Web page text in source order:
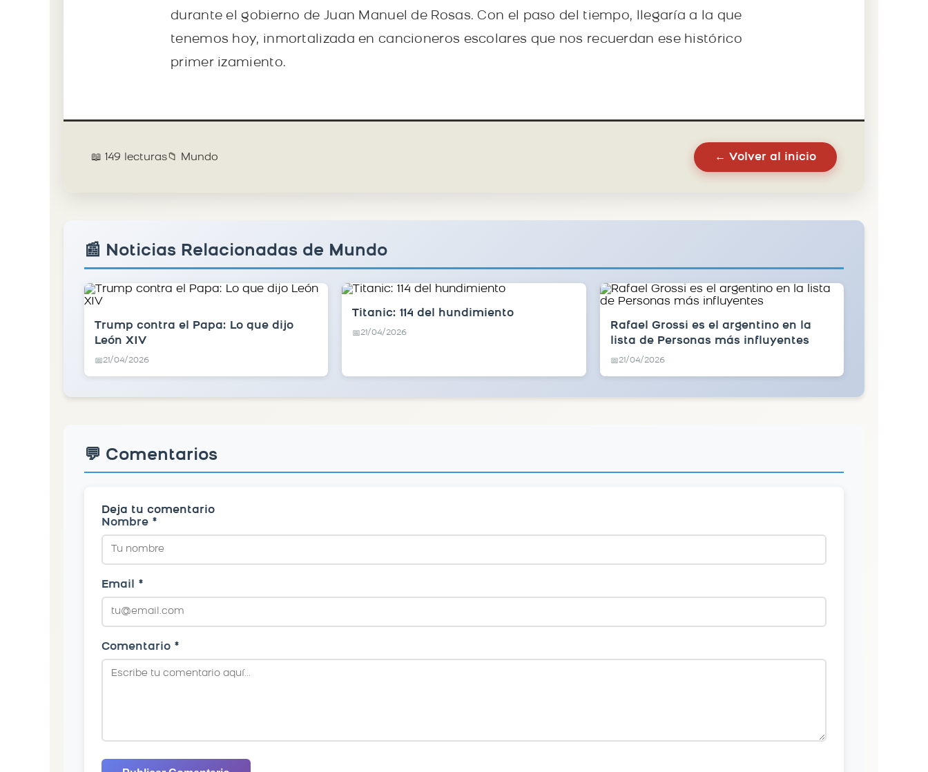
durante el gobierno de Juan Manuel de Rosas. Con el paso del tiempo, llegaría a la que
tenemos hoy, inmortalizada en cancioneros escolares que nos recuerdan ese histórico
primer izamiento.
📖 149 lecturas📁 Mundo ← Volver al inicio
📰 Noticias Relacionadas de Mundo
Trump contra el Papa: Lo que dijo
León XIV
📅21/04/2026
Titanic: 114 del hundimiento
📅21/04/2026
Rafael Grossi es el argentino en la
lista de Personas más influyentes
📅21/04/2026
💬 Comentarios
Deja tu comentario
Nombre *
Email *
Comentario *